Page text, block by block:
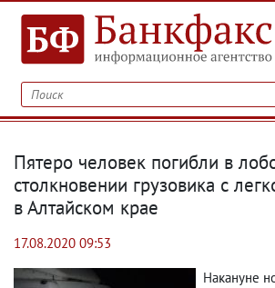
Пятеро человек погибли в
столкновении грузовика с
в Алтайском крае
17.08.2020 09:53
Накануне